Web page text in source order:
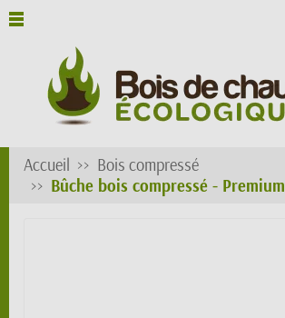
Accueil
Bois compressé
Bûche bois compressé - Premium